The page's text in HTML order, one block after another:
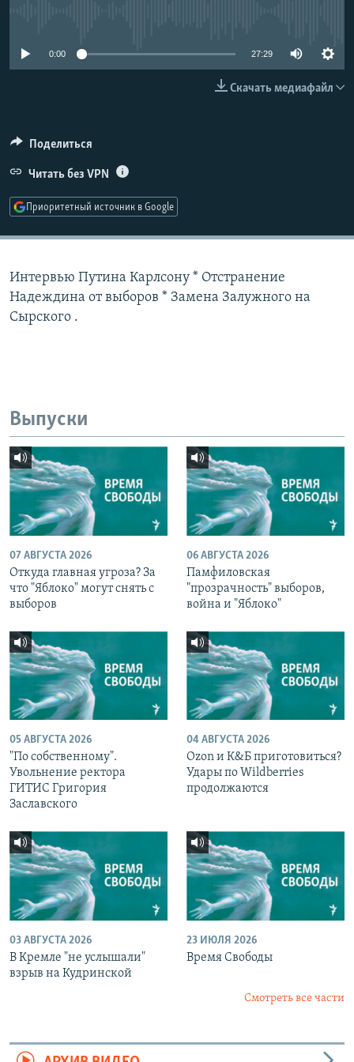
0:00 27:29
Скачать медиафайл
Поделиться
Читать без VPN
Приоритетный источник в Google
Интервью Путина Карлсону * Отстранение
Надеждина от выборов * Замена Залужного на
Сырского .
Выпуски
07 АВГУСТА 2026
Откуда главная угроза? За
что "Яблоко" могут снять с
выборов
06 АВГУСТА 2026
Памфиловская
"прозрачность" выборов,
война и "Яблоко"
05 АВГУСТА 2026
"По собственному".
Увольнение ректора
ГИТИС Григория
Заславского
04 АВГУСТА 2026
Ozon и К&Б приготовиться?
Удары по Wildberries
продолжаются
03 АВГУСТА 2026
В Кремле "не услышали"
взрыв на Кудринской
23 ИЮЛЯ 2026
Время Свободы
Смотреть все части